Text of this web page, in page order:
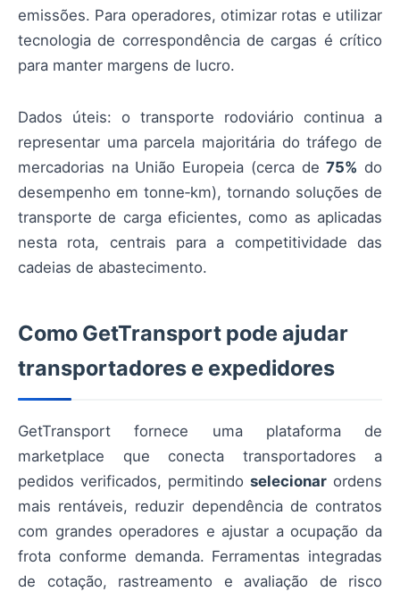
emissões. Para operadores, otimizar rotas e utilizar
tecnologia de correspondência de cargas é crítico
para manter margens de lucro.
Dados úteis: o transporte rodoviário continua a
representar uma parcela majoritária do tráfego de
mercadorias na União Europeia (cerca de75% do
desempenho em tonne‑km), tornando soluções de
transporte de carga eficientes, como as aplicadas
nesta rota, centrais para a competitividade das
cadeias de abastecimento.
Como GetTransport pode ajudar
transportadores e expedidores
GetTransport fornece uma plataforma de
marketplace que conecta transportadores a
pedidos verificados, permitindo selecionar ordens
mais rentáveis, reduzir dependência de contratos
com grandes operadores e ajustar a ocupação da
frota conforme demanda. Ferramentas integradas
de cotação, rastreamento e avaliação de risco